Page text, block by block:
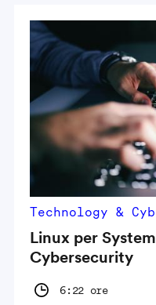
Technology &
Linux per
Cybersecurity
6:22 ore